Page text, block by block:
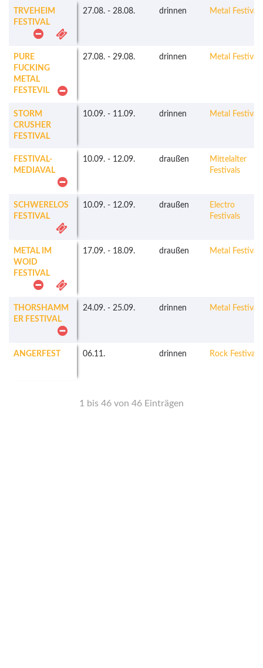
TRVEHEIM
FESTIVAL
27.08. - 28.08. drinnen Metal Festivals
PURE
FUCKING
METAL
FESTEVIL
27.08. - 29.08. drinnen Metal Festivals
STORM
CRUSHER
FESTIVAL
10.09. - 11.09. drinnen Metal Festivals
FESTIVAL-
MEDIAVAL
10.09. - 12.09. draußen
Mittelalter
Festivals
SCHWERELOS
FESTIVAL
10.09. - 12.09. draußen
Electro
Festivals
METAL IM
WOID
FESTIVAL
17.09. - 18.09. draußen Metal Festivals
THORSHAMM
ER FESTIVAL
24.09. - 25.09. drinnen Metal Festivals
ANGERFEST 06.11. drinnen Rock Festivals
1 bis 46 von 46 Einträgen